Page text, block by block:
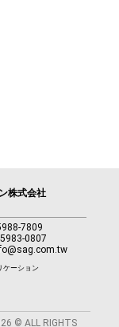
株式会社
7809
0807
ケーション
© ALL RIGHTS